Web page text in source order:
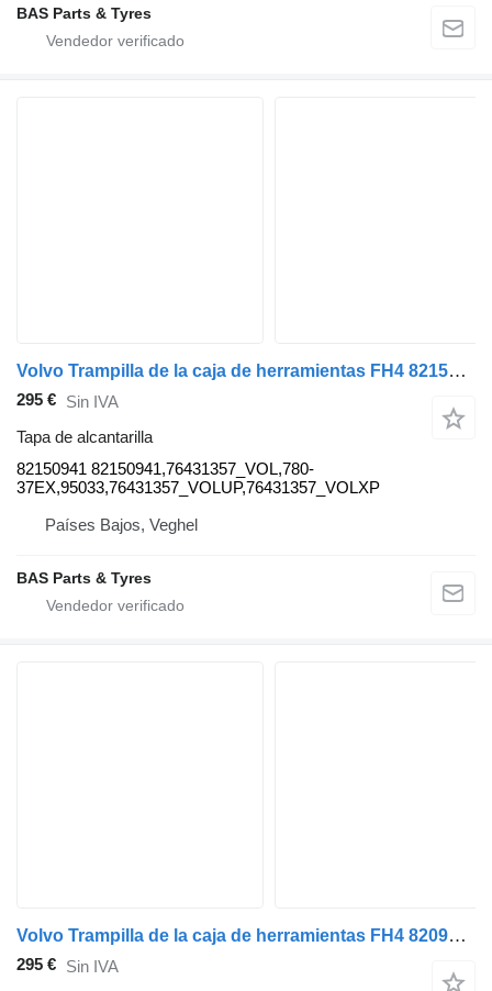
BAS Parts & Tyres
Volvo Trampilla de la caja de herramientas FH4 82150941 tapa de alcantarilla para Volvo FH4 camión
295 € Sin IVA
Tapa de alcantarilla
82150941 82150941,76431357_VOL,780-
37EX,95033,76431357_VOLUP,76431357_VOLXP
Países Bajos, Veghel
BAS Parts & Tyres
Volvo Trampilla de la caja de herramientas FH4 82097100 tapa de alcantarilla para Volvo FH4 cabeza tractora
295 € Sin IVA